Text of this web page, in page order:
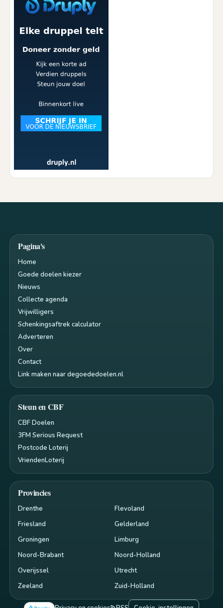
Pagina's
Home
Goede doelen kiezer
Nieuws
Collecte agenda
Vrijwilligers
Schenkingsaftrek calculator
Adverteren
Over
Contact
Link maken naar degoededoelen.nl
Steun en CBF
CBF Doelen
3FM Serious Request
Postcode Loterij
VriendenLoterij
Provincies
Drenthe
Flevoland
Friesland
Gelderland
Groningen
Limburg
Noord-Brabant
Noord-Holland
Overijssel
Utrecht
Zeeland
Zuid-Holland